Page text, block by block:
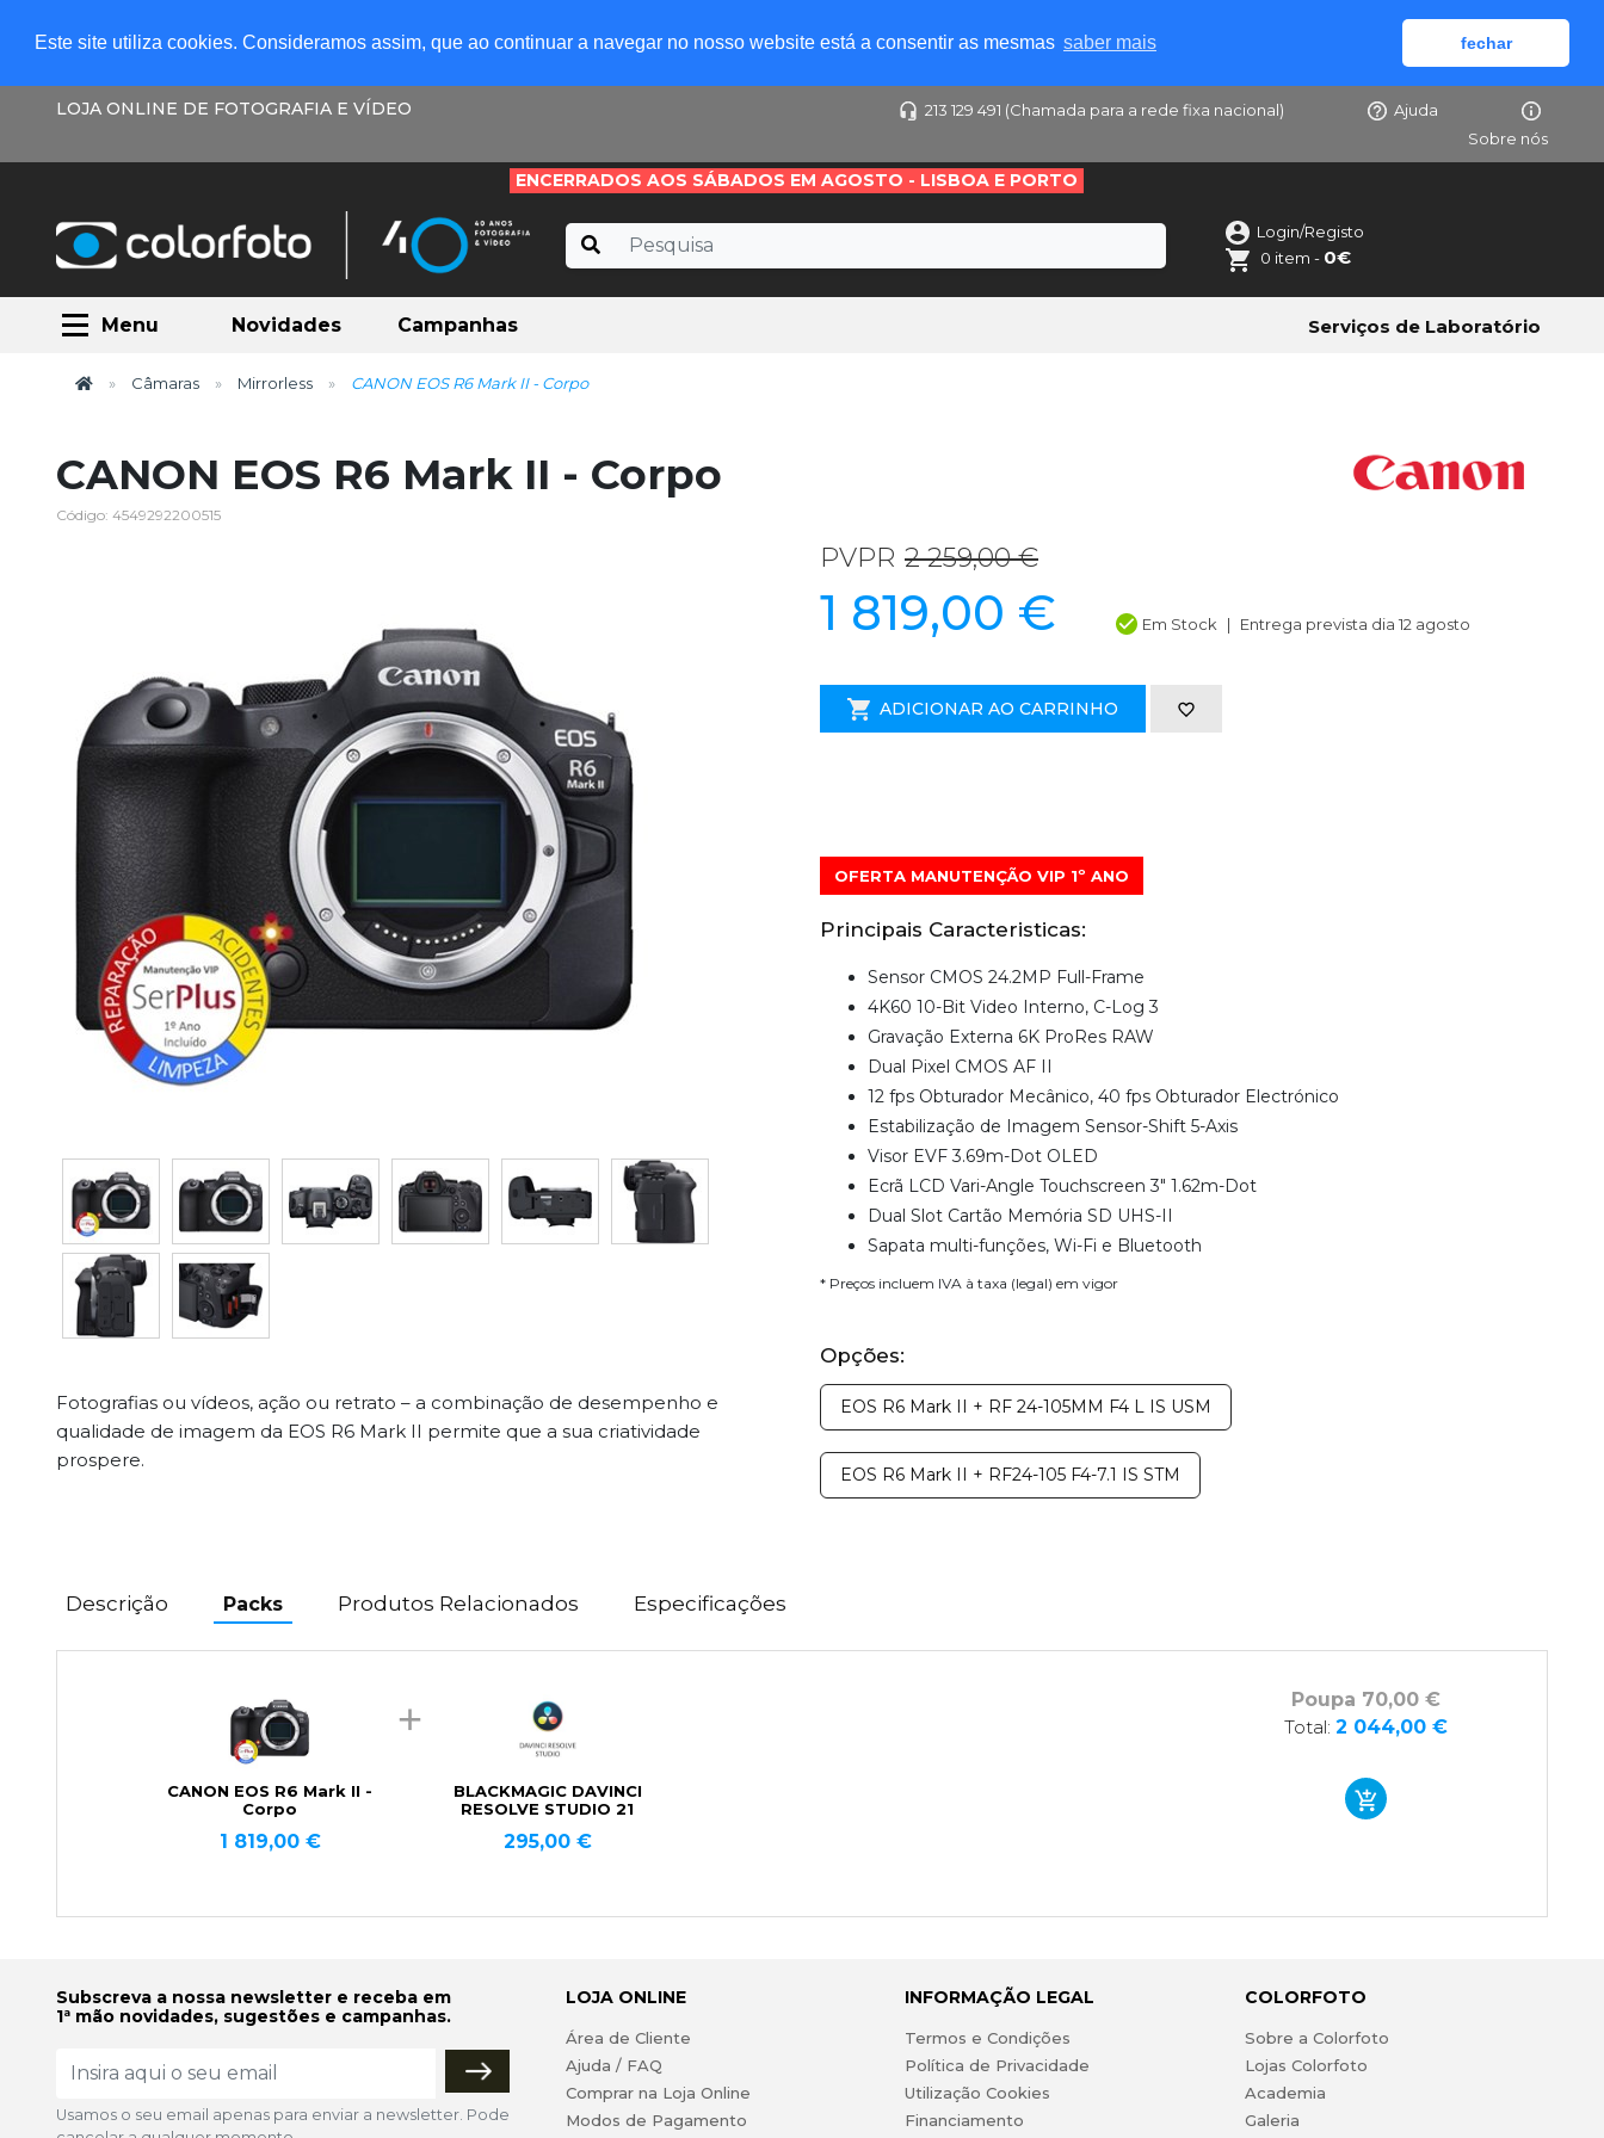
Este site utiliza cookies. Consideramos assim, que ao continuar a navegar no nosso website está a consentir as mesmas saber mais fechar
LOJA ONLINE DE FOTOGRAFIA E VÍDEO 213 129 491 (Chamada para a rede fixa nacional)
Ajuda
Sobre nós
ENCERRADOS AOS SÁBADOS EM AGOSTO - LISBOA E PORTO
Login/Registo
0 item - 0€
Menu Novidades Campanhas Serviços de Laboratório
Câmaras Mirrorless CANON EOS R6 Mark II - Corpo
CANON EOS R6 Mark II - Corpo
Código: 4549292200515
Fotografias ou vídeos, ação ou retrato – a combinação de desempenho e
qualidade de imagem da EOS R6 Mark II permite que a sua criatividade
prospere.
PVPR 2 259,00 €
1 819,00 € Em Stock Entrega prevista dia 12 agosto
ADICIONAR AO CARRINHO
OFERTA MANUTENÇÃO VIP 1º ANO
Principais Caracteristicas:
Sensor CMOS 24.2MP Full-Frame
4K60 10-Bit Video Interno, C-Log 3
Gravação Externa 6K ProRes RAW
Dual Pixel CMOS AF II
12 fps Obturador Mecânico, 40 fps Obturador Electrónico
Estabilização de Imagem Sensor-Shift 5-Axis
Visor EVF 3.69m-Dot OLED
Ecrã LCD Vari-Angle Touchscreen 3" 1.62m-Dot
Dual Slot Cartão Memória SD UHS-II
Sapata multi-funções, Wi-Fi e Bluetooth
* Preços incluem IVA à taxa (legal) em vigor
Opções:
EOS R6 Mark II + RF 24-105MM F4 L IS USM
EOS R6 Mark II + RF24-105 F4-7.1 IS STM
Descrição Packs Produtos Relacionados Especificações
CANON EOS R6 Mark II -
Corpo
1 819,00 €
BLACKMAGIC DAVINCI
RESOLVE STUDIO 21
295,00 €
Poupa 70,00 €
Total:2 044,00 €
Subscreva a nossa newsletter e receba em
1ª mão novidades, sugestões e campanhas.
Usamos o seu email apenas para enviar a newsletter. Pode
LOJA ONLINE
Área de Cliente
Ajuda / FAQ
Comprar na Loja Online
Modos de Pagamento
INFORMAÇÃO LEGAL
Termos e Condições
Política de Privacidade
Utilização Cookies
Financiamento
COLORFOTO
Sobre a Colorfoto
Lojas Colorfoto
Academia
Galeria